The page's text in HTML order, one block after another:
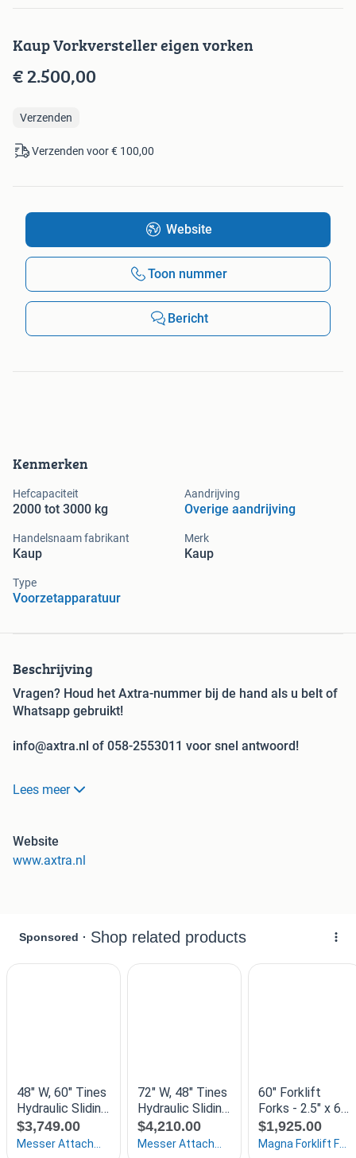
Kenmerken
Hefcapaciteit
2000 tot 3000 kg
Aandrijving
Overige aandrijving
Handelsnaam fabrikant
Kaup
Merk
Kaup
Type
Voorzetapparatuur
Beschrijving
Vragen? Houd het Axtra-nummer bij de hand als u belt of
Whatsapp gebruikt!
info@axtra.nl of 058-2553011 voor snel antwoord!
Bij ons begint het specialisme vanaf het vorkenbord
vanaf uw hef- of reachtruck! De grootste verhuurder en
gereviseerde en nieuwe voorzetapparatuur voor
Lees meer over Axtra onderaan de
Merk: Kaup
Model: 2.5 T 160 B
Ophanging: FEM 2
Capaciteit (KG): 2500
Lees meer
Website
www.axtra.nl
Kaup Vorkversteller eigen vorken
€ 2.500,00
Verzenden
Verzenden voor € 100,00
Website
Toon nummer
Bericht